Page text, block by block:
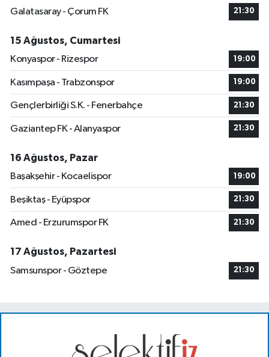
Galatasaray - Çorum FK
21:30
15 Ağustos, Cumartesi
Konyaspor - Rizespor
19:00
Kasımpaşa - Trabzonspor 19:00
Gençlerbirliği S.K. - Fenerbahçe 21:30
Gaziantep FK - Alanyaspor 21:30
16 Ağustos, Pazar
Başakşehir - Kocaelispor
19:00
Beşiktaş - Eyüpspor 21:30
Amed - Erzurumspor FK 21:30
17 Ağustos, Pazartesi
Samsunspor - Göztepe
21:30